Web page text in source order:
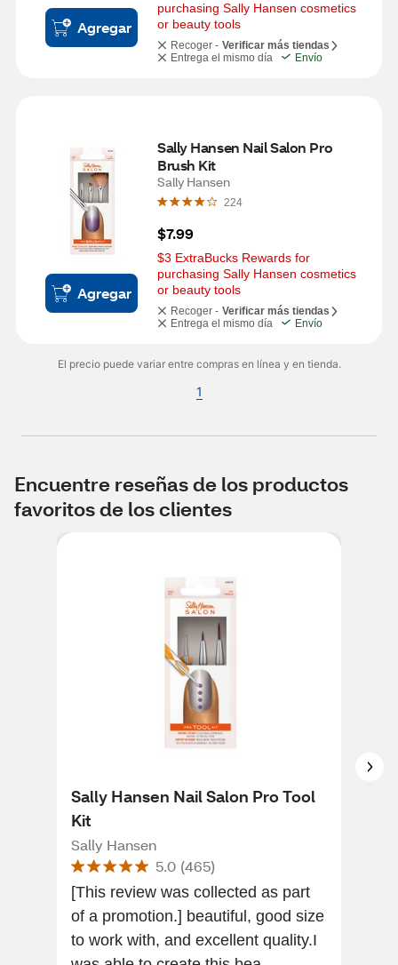
Agregar
purchasing Sally Hansen cosmetics
or beauty tools
Recoger - Verificar más tiendas
Entrega el mismo día
Envío
Agregar
Sally Hansen Nail Salon Pro
Brush Kit
Sally Hansen
224
$7.99
$3 ExtraBucks Rewards for
purchasing Sally Hansen cosmetics
or beauty tools
Recoger - Verificar más tiendas
Entrega el mismo día
Envío
El precio puede variar entre compras en línea y en tienda.
1
Encuentre reseñas de los productos
favoritos de los clientes
Sally Hansen Nail Salon Pro Tool
Kit
Sally Hansen
5.0 (465)
[This review was collected as part
of a promotion.] beautiful, good size
to work with, and excellent quality.I